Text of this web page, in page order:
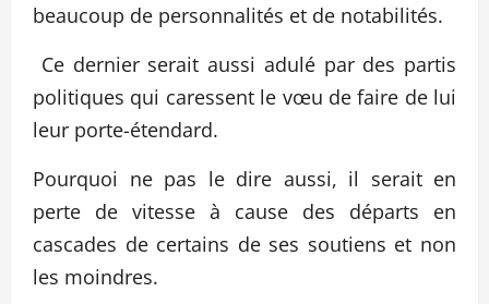
beaucoup de personnalités et de notabilités.
Ce dernier serait aussi adulé par des partis
politiques qui caressent le vœu de faire de lui
leur porte-étendard.
Pourquoi ne pas le dire aussi, il serait en
perte de vitesse à cause des départs en
cascades de certains de ses soutiens et non
les moindres.